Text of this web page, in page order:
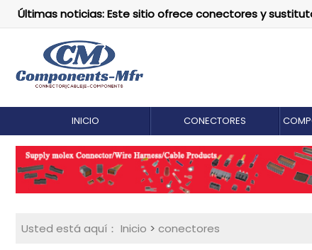
Últimas noticias: Este sitio ofrece conectores y
INICIO CONECTORES
Usted está aquí： Inicio > conectores